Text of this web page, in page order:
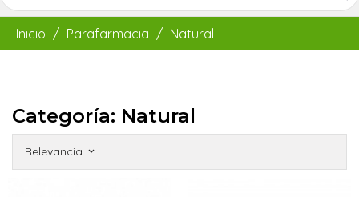
Inicio Parafarmacia Natural
Categoría: Natural
Relevancia keyboard_arrow_down